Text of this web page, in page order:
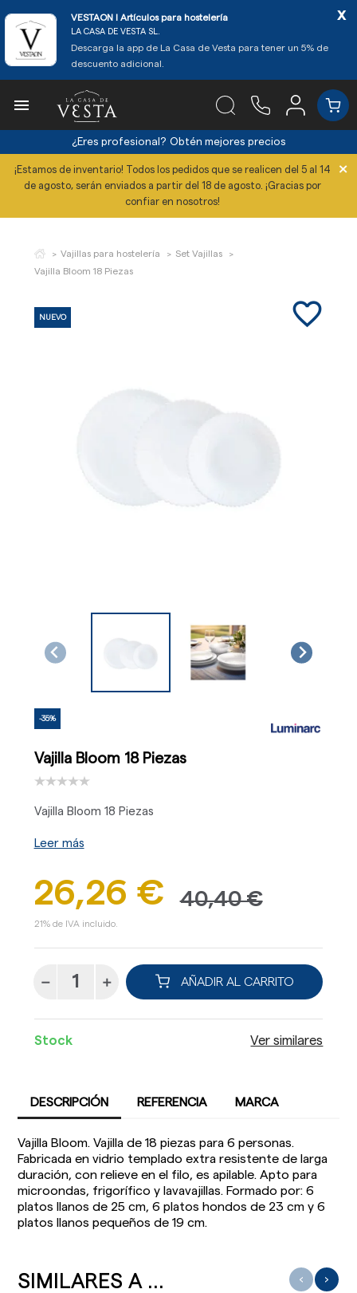
VESTAON l Artículos para hostelería
LA CASA DE VESTA SL.
Descarga la app de La Casa de Vesta para tener un 5% de
descuento adicional.
x

¿Eres profesional? Obtén mejores precios
¡Estamos de inventario! Todos los pedidos que se realicen del 5 al 14
de agosto, serán enviados a partir del 18 de agosto. ¡Gracias por
confiar en nosotros!
×
Vajillas para hostelería
Set Vajillas
Vajilla Bloom 18 Piezas
favorite_border
NUEVO
-35%
Vajilla Bloom 18 Piezas
Vajilla Bloom 18 Piezas
Leer más
26,26 € 40,40 €
21% de IVA incluido.
AÑADIR AL CARRITO
Stock Ver similares
DESCRIPCIÓN REFERENCIA MARCA
Vajilla Bloom. Vajilla de 18 piezas para 6 personas.
Fabricada en vidrio templado extra resistente de larga
duración, con relieve en el filo, es apilable. Apto para
microondas, frigorífico y lavavajillas. Formado por: 6
platos llanos de 25 cm, 6 platos hondos de 23 cm y 6
platos llanos pequeños de 19 cm.
SIMILARES A ... ‹ ›